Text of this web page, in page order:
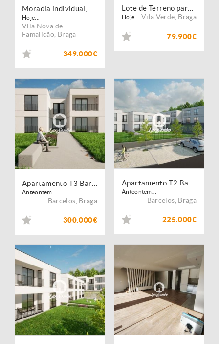
Hoje...
Vila Nova de
Famalicão Braga
349.000€
Hoje... Vila Verde Braga
79.900€
Anteontem...
Barcelos Braga
300.000€
Anteontem...
Barcelos Braga
225.000€